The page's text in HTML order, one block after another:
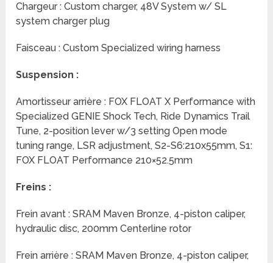
Chargeur : Custom charger, 48V System w/ SL
system charger plug
Faisceau : Custom Specialized wiring harness
Suspension :
Amortisseur arrière : FOX FLOAT X Performance with
Specialized GENIE Shock Tech, Ride Dynamics Trail
Tune, 2-position lever w/3 setting Open mode
tuning range, LSR adjustment, S2-S6:210x55mm, S1:
FOX FLOAT Performance 210×52.5mm
Freins :
Frein avant : SRAM Maven Bronze, 4-piston caliper,
hydraulic disc, 200mm Centerline rotor
Frein arrière : SRAM Maven Bronze, 4-piston caliper,